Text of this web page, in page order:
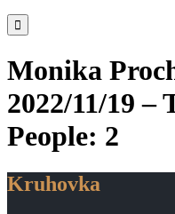

Monika
2022/11/19 –
People: 2
Kruhovka